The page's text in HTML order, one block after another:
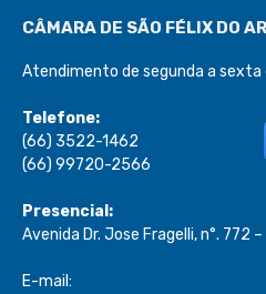
CÂMARA DE SÃO FÉLIX DO
Atendimento de segunda a sexta
Telefone:
(66) 3522-1462
(66) 99720-2566
Presencial:
Avenida Dr. Jose Fragelli, n°. 772
E-mail: